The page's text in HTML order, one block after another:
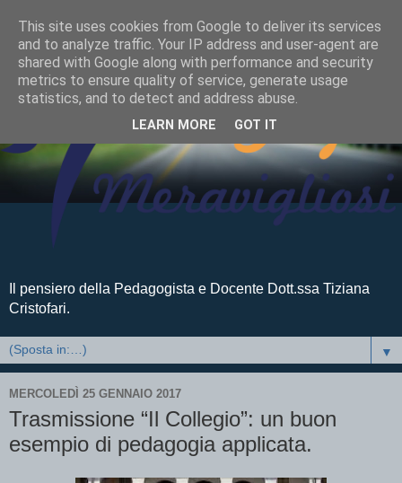
Il pensiero della Pedagogista e Docente Dott.ssa Tiziana
Cristofari.
▼
MERCOLEDÌ 25 GENNAIO 2017
Trasmissione “Il Collegio”: un buon
esempio di pedagogia applicata.
This site uses cookies from Google to deliver its services
and to analyze traffic. Your IP address and user-agent are
shared with Google along with performance and security
metrics to ensure quality of service, generate usage
statistics, and to detect and address abuse.
LEARN MORE GOT IT